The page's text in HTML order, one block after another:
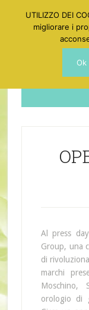
Al press
Group, una
di
marchi
Moschino,
orologio di
UTILIZZO DEI
migliorare i
Ok